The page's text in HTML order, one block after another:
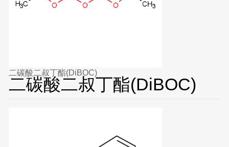
二碳酸二叔丁酯(DiBOC)
二碳酸二叔丁酯(DiBOC)